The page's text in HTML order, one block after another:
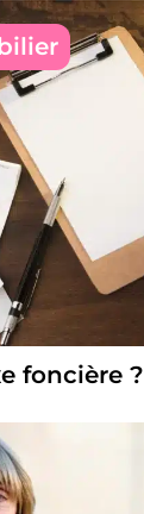
foncière ?